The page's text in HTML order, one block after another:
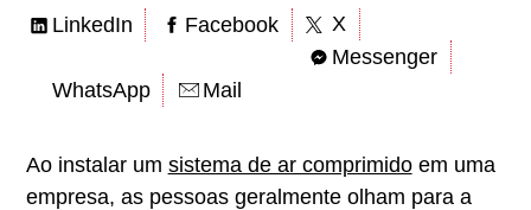
LinkedIn
Facebook
X
Messenger
WhatsApp
Mail
Ao instalar um sistema de ar comprimidoem uma
empresa, as pessoas geralmente olham para a